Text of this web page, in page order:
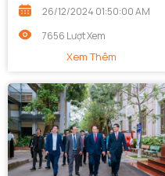
lần thứ VII (SV_STARTUP LẦN
thúc đẩy...
26/12/2024 01:50:00 AM
7656 Lượt Xem
Xem Thêm